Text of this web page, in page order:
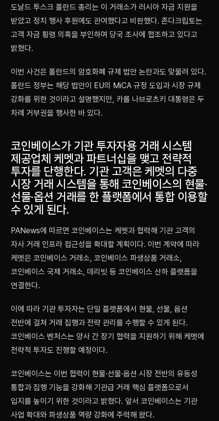
도날드 투스크 폴란드 총리는 이 거래소가 러시아 자금 지원을
받았고 정치 행사 후원에도 관여했다고 비판했다. 존다크립토는
고객 자금 횡령 의혹을 부인하며 당국 조사에 협조하고 있다고
밝혔다.
이번 사건은 폴란드의 암호화폐 규제 법안 논란과도 맞물려 있다.
폴란드 정부는 해당 법안이 EU의 MiCA 규정 도입과 시장 규제
강화를 위한 것이라고 설명했지만, 카롤 나브로츠키 대통령은 두
차례 거부권을 행사한 바 있다.
코인베이스가 기관 투자자용 거래 시스템
제공업체 케멧과 파트너십을 맺고 전략적
투자를 단행한다. 기관 고객은 케멧의 다중
시장 거래 시스템을 통해 코인베이스의 현물·
선물·옵션 거래를 한 플랫폼에서 통합 이용할
수 있게 된다.
PANews에 따르면 코인베이스는 케멧과 협력해 기관 고객의
자사 거래 인프라 접근성을 확대할 계획이다. 이번 계약에 따라
케멧은 코인베이스 거래소, 코인베이스 파생상품 거래소,
코인베이스 국제 거래소, 데리빗 등 코인베이스 산하 플랫폼을
연결한다.
이에 따라 기관 투자자는 단일 플랫폼에서 현물, 선물, 옵션
전반에 걸쳐 거래 집행과 전략 관리를 수행할 수 있게 된다.
코인베이스 벤처스는 양사 간 장기 협력을 지원하기 위해 케멧에
전략적 투자도 진행할 예정이다.
코인베이스는 이번 협력이 현물·선물·옵션 시장 전반의 유동성
통합과 집행 기능을 강화해 기관급 거래 핵심 플랫폼으로서
입지를 높이기 위한 것이라고 밝혔다. 앞서 코인베이스는 기관
사업 확대와 파생상품 역량 강화에 주력해 왔다.